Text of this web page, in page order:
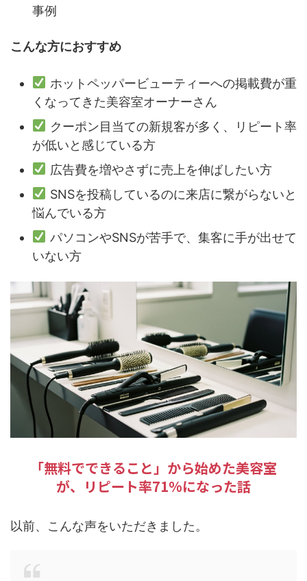
事例
こんな方におすすめ
ホットペッパービューティーへの掲載費が重
くなってきた美容室オーナーさん
クーポン目当ての新規客が多く、リピート率
が低いと感じている方
広告費を増やさずに売上を伸ばしたい方
SNSを投稿しているのに来店に繋がらないと
悩んでいる方
パソコンやSNSが苦手で、集客に手が出せて
いない方
「無料でできること」から始めた美容室
が、リピート率71%になった話
以前、こんな声をいただきました。